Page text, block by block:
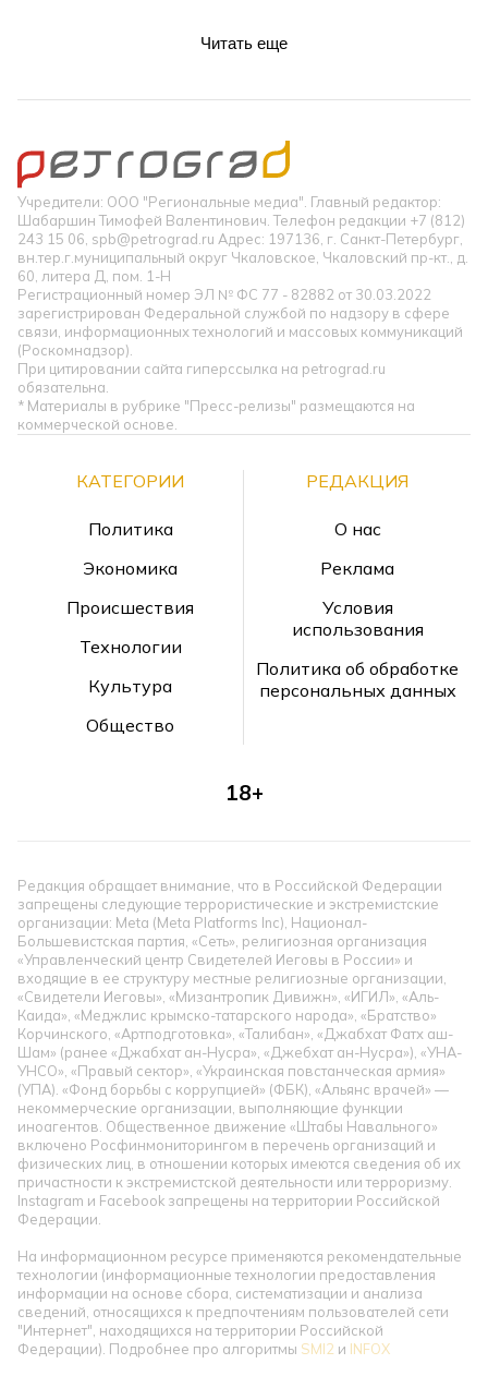
Читать еще
Учредители: ООО "Региональные медиа". Главный редактор:
Шабаршин Тимофей Валентинович. Телефон редакции +7 (812)
243 15 06, spb@petrograd.ru Адрес: 197136, г. Санкт-Петербург,
вн.тер.г.муниципальный округ Чкаловское, Чкаловский пр-кт., д.
60, литера Д, пом. 1-Н
Регистрационный номер ЭЛ № ФС 77 - 82882 от 30.03.2022
зарегистрирован Федеральной службой по надзору в сфере
связи, информационных технологий и массовых коммуникаций
(Роскомнадзор).
При цитировании сайта гиперссылка на petrograd.ru
обязательна.
* Материалы в рубрике "Пресс-релизы" размещаются на
коммерческой основе.
КАТЕГОРИИ
Политика
Экономика
Происшествия
Технологии
Культура
Общество
РЕДАКЦИЯ
О нас
Реклама
Условия
использования
Политика об обработке
персональных данных
18+
Редакция обращает внимание, что в Российской Федерации
запрещены следующие террористические и экстремистские
организации: Meta (Meta Platforms Inc), Национал-
Большевистская партия, «Сеть», религиозная организация
«Управленческий центр Свидетелей Иеговы в России» и
входящие в ее структуру местные религиозные организации,
«Свидетели Иеговы», «Мизантропик Дивижн», «ИГИЛ», «Аль-
Каида», «Меджлис крымско-татарского народа», «Братство»
Корчинского, «Артподготовка», «Талибан», «Джабхат Фатх аш-
Шам» (ранее «Джабхат ан-Нусра», «Джебхат ан-Нусра»), «УНА-
УНСО», «Правый сектор», «Украинская повстанческая армия»
(УПА). «Фонд борьбы с коррупцией» (ФБК), «Альянс врачей» —
некоммерческие организации, выполняющие функции
иноагентов. Общественное движение «Штабы Навального»
включено Росфинмониторингом в перечень организаций и
физических лиц, в отношении которых имеются сведения об их
причастности к экстремистской деятельности или терроризму.
Instagram и Facebook запрещены на территории Российской
Федерации.
На информационном ресурсе применяются рекомендательные
технологии (информационные технологии предоставления
информации на основе сбора, систематизации и анализа
сведений, относящихся к предпочтениям пользователей сети
"Интернет", находящихся на территории Российской
Федерации). Подробнее про алгоритмы SMI2 и INFOX